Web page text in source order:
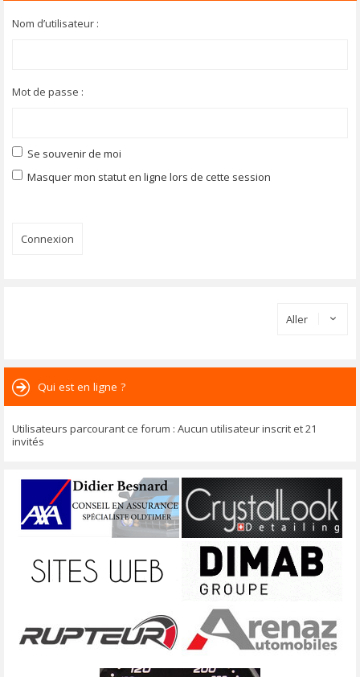
Nom d’utilisateur :
Mot de passe :
Se souvenir de moi
Masquer mon statut en ligne lors de cette session
Aller
Qui est en ligne ?
Utilisateurs parcourant ce forum : Aucun utilisateur inscrit et 21
invités